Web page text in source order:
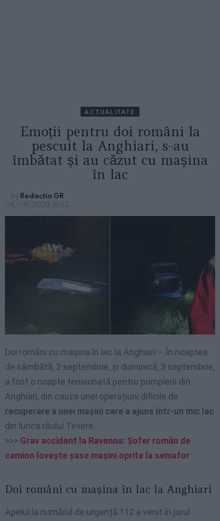
ACTUALITATE
Emoții pentru doi români la
pescuit la Anghiari, s-au
îmbătat și au căzut cu mașina
în lac
by Redactia GR
04/09/2023, 15:52
Doi români cu mașina în lac la Anghiari – În noaptea
de sâmbătă, 2 septembrie, și duminică, 3 septembrie,
a fost o noapte tensionată pentru pompierii din
Anghiari, din cauza unei operațiuni dificile de
recuperare a unei mașini care a ajuns într-un mic lac
din lunca râului Tevere.
>>> Grav accident la Ravenna: Șofer român de
camion lovește șase mașini oprite la semafor
Doi români cu mașina în lac la Anghiari
Apelul la numărul de urgență 112 a venit în jurul